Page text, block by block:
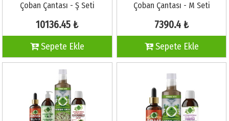
Çoban Çantası - Ş Seti
10136.45 ₺
Sepete Ekle
Çoban Çantası - M Seti
7390.4 ₺
Sepete Ekle